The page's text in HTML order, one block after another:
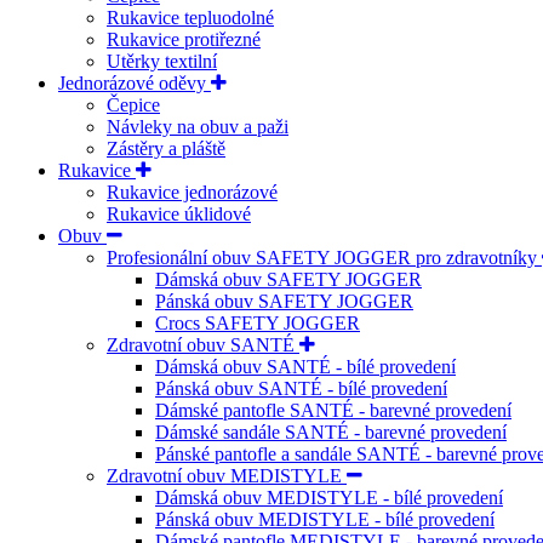
Rukavice tepluodolné
Rukavice protiřezné
Utěrky textilní
Jednorázové oděvy
Čepice
Návleky na obuv a paži
Zástěry a pláště
Rukavice
Rukavice jednorázové
Rukavice úklidové
Obuv
Profesionální obuv SAFETY JOGGER pro zdravotníky
Dámská obuv SAFETY JOGGER
Pánská obuv SAFETY JOGGER
Crocs SAFETY JOGGER
Zdravotní obuv SANTÉ
Dámská obuv SANTÉ - bílé provedení
Pánská obuv SANTÉ - bílé provedení
Dámské pantofle SANTÉ - barevné provedení
Dámské sandále SANTÉ - barevné provedení
Pánské pantofle a sandále SANTÉ - barevné
Zdravotní obuv MEDISTYLE
Dámská obuv MEDISTYLE - bílé provedení
Pánská obuv MEDISTYLE - bílé provedení